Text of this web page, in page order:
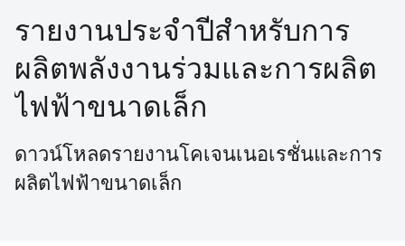
รายงานประจําปีสําหรับการ
ผลิตพลังงานร่วมและการผลิต
ไฟฟ้าขนาดเล็ก
ดาวน์โหลดรายงานโคเจนเนอเรชั่นและการ
ผลิตไฟฟ้าขนาดเล็ก